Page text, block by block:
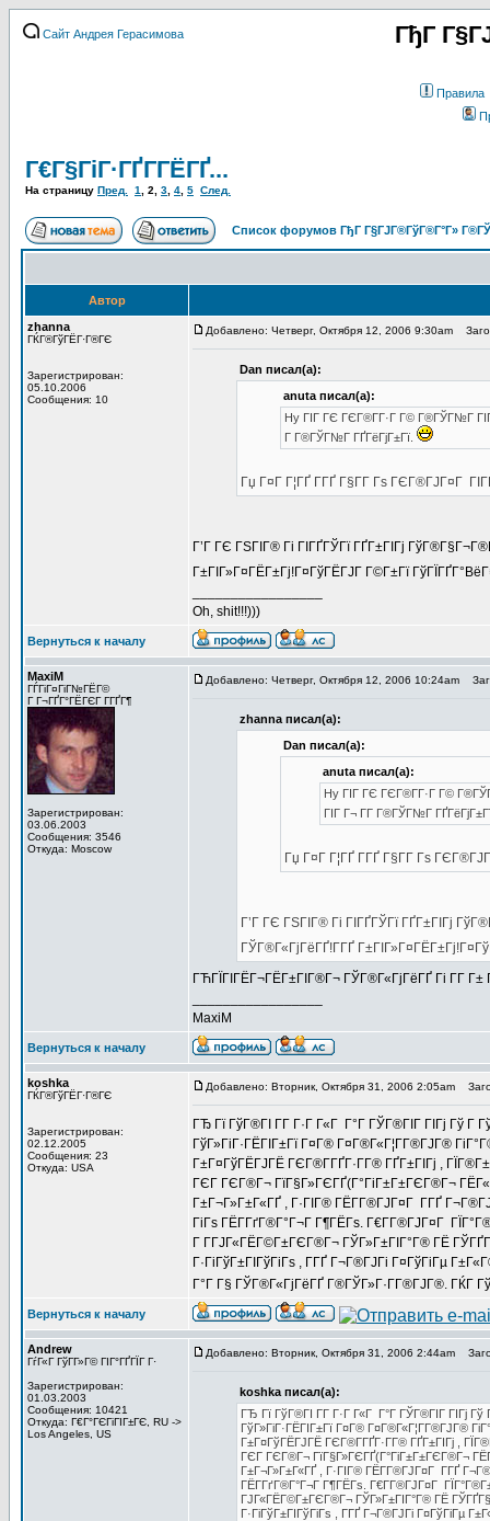
Сайт Андрея Герасимова ГђГ
Правила
Г€Г§ГіГ·ГҐГ­ГЁГҐ...
На страницу Пред. 1 2 3 4 5 След.
Список форумов ГђГ Г§ГЈГ®ГўГ®Г°Г»
Автор
zhanna
ГЌГ®ГўГЁГ·Г®ГЄ
Зарегистрирован:
05.10.2006
Сообщения: 10
Добавлено: Четверг, Октября 12, 2006 9:30am
Dan писал(а):
anuta писал(а):
Hy ГІГ ГЄ ГЄГ®Г­Г·Г Г© Г®ГЎГ№Г
Г Г®ГЎГ№Г ГҐГёГјГ±Гї.
Гџ Г¤Г Г¦ГҐ Г­ГҐ Г§Г­Г Гѕ ГЄГ®ГЈГ¤Г
Г’Г ГЄ ГЅГІГ® Гі ГІГҐГЎГї ГҐГ±ГІГј
Г±ГІГ»Г¤ГЁГ±Гј!Г¤ГўГЁГЈГ Г©Г±Гї
Oh, shit!!!)))
Вернуться к началу
MaxiM
ГЃГіГ¤ГіГ№ГЁГ©
Г Г¬ГҐГ°ГЁГЄГ Г­ГҐГ¶
Зарегистрирован:
03.06.2003
Сообщения: 3546
Откуда: Moscow
Добавлено: Четверг, Октября 12, 2006 10:24am
zhanna писал(а):
Dan писал(а):
anuta писал(а):
Hy ГІГ ГЄ ГЄГ®Г­Г·Г Г©
ГІГ Г¬ Г­Г Г®ГЎГ№Г
Гџ Г¤Г Г¦ГҐ Г­ГҐ Г§Г­Г Гѕ
Г’Г ГЄ ГЅГІГ® Гі ГІГҐГЎГї ГҐГ±ГІГј
ГЎГ®Г«ГјГёГҐ!Г­ГҐ
ГЋГЇГІГЁГ¬ГЁГ±ГІГ®Г¬ ГЎГ®Г«ГјГёГҐ Гі Г­Г Г±
MaxiM
Вернуться к началу
koshka
ГЌГ®ГўГЁГ·Г®ГЄ
Зарегистрирован:
02.12.2005
Сообщения: 23
Откуда: USA
Добавлено: Вторник, Октября 31, 2006 2:05am
ГЂ Гї ГўГ®ГІ Г­Г Г·Г Г«Г Г°Г ГЎГ®ГІГ ГІГј Гў
ГўГ»ГіГ·ГЁГІГ±Гї Г¤Г® Г¤Г®Г«Г¦Г­Г®ГЈГ®
Г±Г¤ГўГЁГЈГЁ ГЄГ®Г­ГҐГ·Г­Г® ГҐГ±ГІГј ,
ГЄГ ГЄГ®Г¬ ГїГ§Г»ГЄГҐ(Г°ГіГ±Г±ГЄГ®Г¬
Г±Г¬Г»Г±Г«ГҐ , Г·ГІГ® ГЁГ­Г®ГЈГ¤Г Г­ГҐ
ГіГѕ ГЁГ­ГґГ®Г°Г¬Г Г¶ГЁГѕ. Г€Г­Г®ГЈГ¤Г
Г Г­ГЈГ«ГЁГ©Г±ГЄГ®Г¬ ГЎГ»Г±ГІГ°Г® ГЁ
Г·ГіГўГ±ГІГўГіГѕ , Г­ГҐ Г¬Г®ГЈГі Г¤ГўГіГµ
Г°Г Г§ ГЎГ®Г«ГјГёГҐ Г®ГЎГ»Г·Г­Г®ГЈГ®. ГЌГ
Вернуться к началу
Andrew
ГѓГ«Г ГўГ­Г»Г© ГІГ°ГҐГЇГ Г·
Зарегистрирован:
01.03.2003
Сообщения: 10421
Откуда: Г€Г°ГЄГіГІГ±ГЄ, RU ->
Los Angeles, US
Добавлено: Вторник, Октября 31, 2006 2:44am
koshka писал(а):
ГЂ Гї ГўГ®ГІ Г­Г Г·Г Г«Г Г°Г ГЎГ®ГІГ ГІГј
ГўГ»ГіГ·ГЁГІГ±Гї Г¤Г® Г¤Г®Г«Г¦Г­Г®ГЈГ®
Г±Г¤ГўГЁГЈГЁ ГЄГ®Г­ГҐГ·Г­Г® ГҐГ±ГІГј ,
ГЄГ ГЄГ®Г¬ ГїГ§Г»ГЄГҐ(Г°ГіГ±Г±ГЄГ®Г¬
Г±Г¬Г»Г±Г«ГҐ , Г·ГІГ® ГЁГ­Г®ГЈГ¤Г Г­ГҐ
ГЁГ­ГґГ®Г°Г¬Г Г¶ГЁГѕ. Г€Г­Г®ГЈГ¤Г
ГЈГ«ГЁГ©Г±ГЄГ®Г¬ ГЎГ»Г±ГІГ°Г® ГЁ
Г·ГіГўГ±ГІГўГіГѕ , Г­ГҐ Г¬Г®ГЈГі Г¤ГўГіГµ